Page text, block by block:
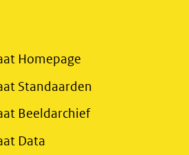
Homepage
in
Standaarden
Beeldarchief(opent
Data